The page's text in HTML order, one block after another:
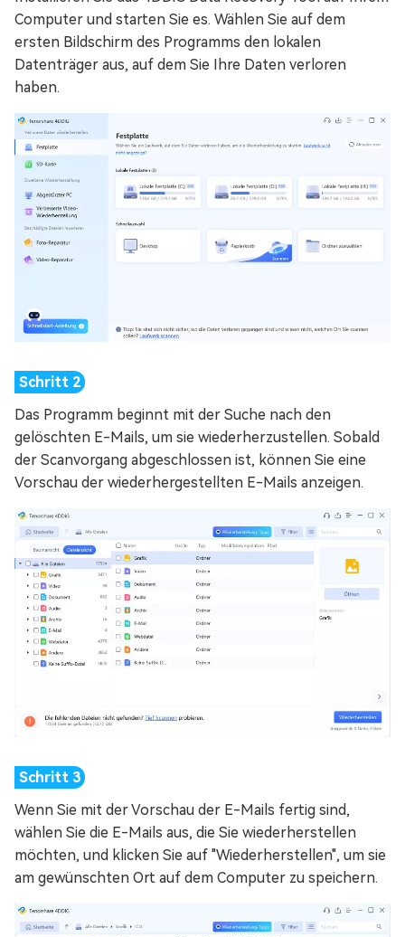
Computer und starten Sie es. Wählen Sie auf dem
ersten Bildschirm des Programms den lokalen
Datenträger aus, auf dem Sie Ihre Daten verloren
haben.
Das Programm beginnt mit der Suche nach den
gelöschten E-Mails, um sie wiederherzustellen. Sobald
der Scanvorgang abgeschlossen ist, können Sie eine
Vorschau der wiederhergestellten E-Mails anzeigen.
Wenn Sie mit der Vorschau der E-Mails fertig sind,
wählen Sie die E-Mails aus, die Sie wiederherstellen
möchten, und klicken Sie auf "Wiederherstellen", um sie
am gewünschten Ort auf dem Computer zu speichern.